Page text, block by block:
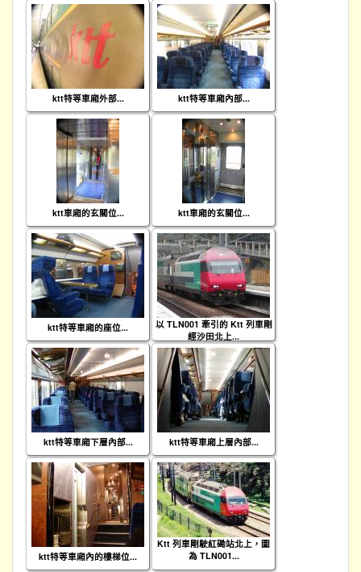
ktt特等車廂外部... ktt特等車廂內部...
ktt車廂的玄關位... ktt車廂的玄關位...
ktt特等車廂的座位...
以 TLN001 牽引的 Ktt 列車剛
經沙田北上...
ktt特等車廂下層內部... ktt特等車廂上層內部...
ktt特等車廂內的樓梯位...
Ktt 列車剛駛紅磡站北上，圖
為 TLN001...